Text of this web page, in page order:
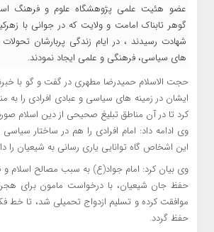
عضو هئیت علمی پژوهشگاه علوم و فرهنگ
گوهر تابناک امامت و ولایت که در جوانی با
شهادت رسیدند ، در ایام زندگی پربارشان
های سیاسی، فرهنگی و علمی ایجاد نمودند.
حجت الاسلام حمیدرضا مطهری در گفت و گو با
ایشان در زمینه های سیاسی و عبادی افرادی را به
کرد تا در آن مناطق تبلیغ صحیحی از دین اسلام
وی ادامه داد: امام افرادی را هم در ساختار
این اشخاص گاه توانایی یاری رسانی به شیعیان را
وی بیان کرد: امام جواد(ع) به سبب مصالح اسلام
حفظ جان شیعیان، با درخواست مامون برای
موافقت کرده و تسلیم ازدواج تحمیلی شد، تا خط
حفظ گردد.